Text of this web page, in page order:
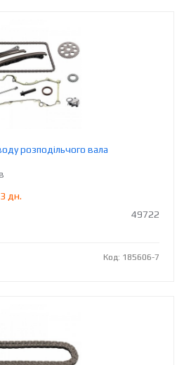
розподільчого вала
дн.
49722
Код: 185606-7